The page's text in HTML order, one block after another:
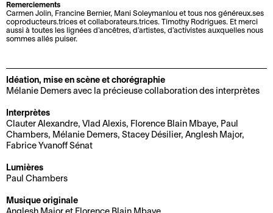
c
h
i
e
s
C
a
l
e
n
d
r
C
a
é
-
b
a
r
d
P
r
o
s
t
i
u
e
H
i
s
o
r
i
i
e
e
l
i
g
n
e
T
a
r
i
é
R
n
c
o
n
t
r
e
s
p
u
L
b
o
u
t
i
q
u
e
V
ê
E
n
Remerciements
Carmen Jolin, Francine Bernier, Mani Soleymanlou et tous nos généreux.ses
coproducteurs.trices et collaborateurs.trices. Timothy Rodrigues. Et merci
aussi à toutes les lignées d’ancêtres, d’artistes, d’activistes auxquelles nous
sommes allés puiser.
Idéation, mise en scène et chorégraphie
Mélanie Demers avec la précieuse collaboration des interprètes
Interprètes
Clauter Alexandre, Vlad Alexis, Florence Blain Mbaye, Paul
Chambers, Mélanie Demers, Stacey Désilier, Anglesh Major,
Fabrice Yvanoff Sénat
Lumières
Paul Chambers
Musique originale